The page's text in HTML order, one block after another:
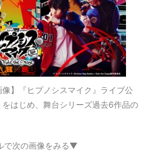
像】『ヒプノシスマイク』ライブ公
はじめ、舞台シリーズ過去6作品の
で次の画像をみる▼